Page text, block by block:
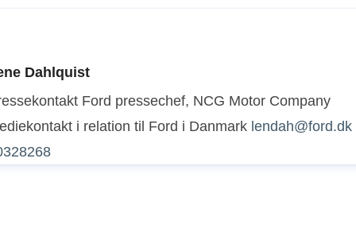
Dahlquist
Ford pressechef, NCG Motor Company
i relation til Ford i Danmark lendah@ford.dk